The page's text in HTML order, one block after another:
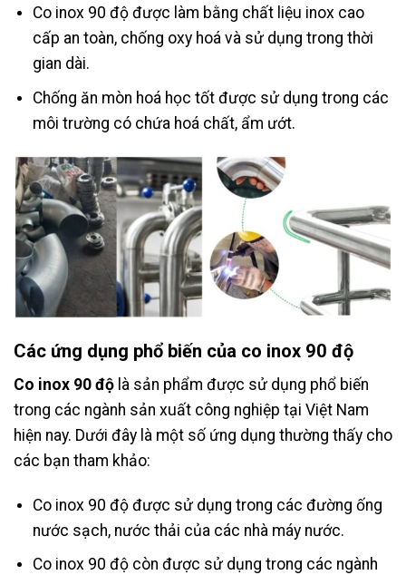
Co inox 90 độ được làm bằng chất liệu inox cao
cấp an toàn, chống oxy hoá và sử dụng trong thời
gian dài.
Chống ăn mòn hoá học tốt được sử dụng trong các
môi trường có chứa hoá chất, ẩm ướt.
Các ứng dụng phổ biến của co inox 90 độ
Co inox 90 độ là sản phẩm được sử dụng phổ biến
trong các ngành sản xuất công nghiệp tại Việt Nam
hiện nay. Dưới đây là một số ứng dụng thường thấy cho
các bạn tham khảo:
Co inox 90 độ được sử dụng trong các đường ống
nước sạch, nước thải của các nhà máy nước.
Co inox 90 độ còn được sử dụng trong các ngành